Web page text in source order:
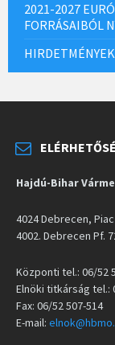
2021-2027
FORRÁSAIBÓL
HIRDETMÉNYEK
Hajdú-Bihar
4024 Debrecen, Piac
4002. Debrecen Pf.
Központi tel.: 06/52
Elnöki titkárság tel.:
Fax: 06/52 507-514
E-mail: